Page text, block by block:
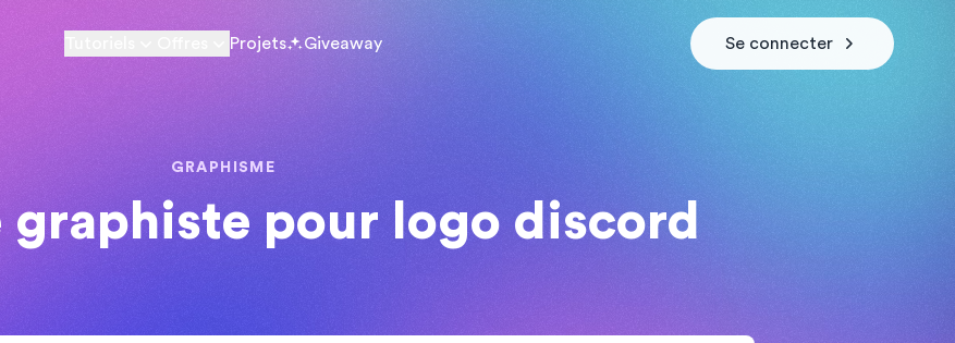
Projets Giveaway Se connecter
GRAPHISME
graphiste pour logo discord